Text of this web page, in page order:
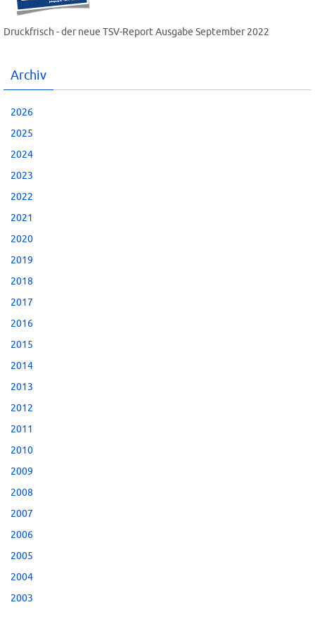
Druckfrisch - der neue TSV-Report Ausgabe September 2022
Archiv
2026
2025
2024
2023
2022
2021
2020
2019
2018
2017
2016
2015
2014
2013
2012
2011
2010
2009
2008
2007
2006
2005
2004
2003